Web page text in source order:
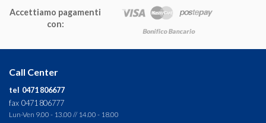
Accettiamo pagamenti
con:
Call Center
tel 0471 806677
fax 0471 806777
Lun-Ven 9.00 - 13.00 // 14.00 - 18.00